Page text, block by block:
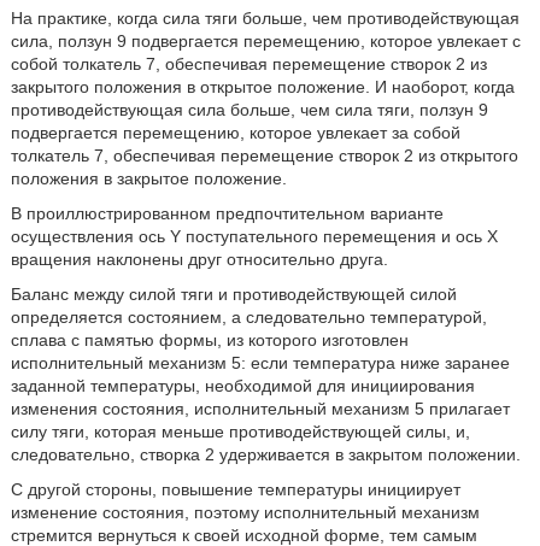
На практике, когда сила тяги больше, чем противодействующая
сила, ползун 9 подвергается перемещению, которое увлекает с
собой толкатель 7, обеспечивая перемещение створок 2 из
закрытого положения в открытое положение. И наоборот, когда
противодействующая сила больше, чем сила тяги, ползун 9
подвергается перемещению, которое увлекает за собой
толкатель 7, обеспечивая перемещение створок 2 из открытого
положения в закрытое положение.
В проиллюстрированном предпочтительном варианте
осуществления ось Y поступательного перемещения и ось X
вращения наклонены друг относительно друга.
Баланс между силой тяги и противодействующей силой
определяется состоянием, а следовательно температурой,
сплава с памятью формы, из которого изготовлен
исполнительный механизм 5: если температура ниже заранее
заданной температуры, необходимой для инициирования
изменения состояния, исполнительный механизм 5 прилагает
силу тяги, которая меньше противодействующей силы, и,
следовательно, створка 2 удерживается в закрытом положении.
С другой стороны, повышение температуры инициирует
изменение состояния, поэтому исполнительный механизм
стремится вернуться к своей исходной форме, тем самым